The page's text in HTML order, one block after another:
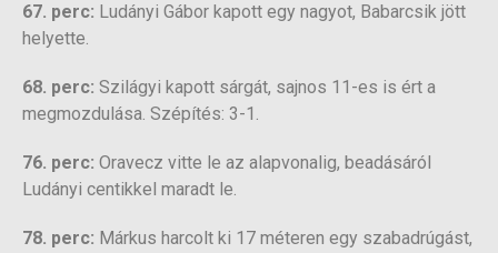
67. perc: Ludányi Gábor kapott egy nagyot, Babarcsik jött
helyette.
68. perc: Szilágyi kapott sárgát, sajnos 11-es is ért a
megmozdulása. Szépítés: 3-1.
76. perc: Oravecz vitte le az alapvonalig, beadásáról
Ludányi centikkel maradt le.
78. perc: Márkus harcolt ki 17 méteren egy szabadrúgást,